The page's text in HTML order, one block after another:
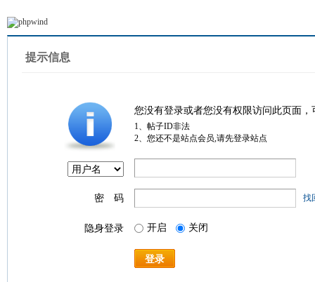
提示信息
您没有登录或者您没有权限访问此页面
1、帖子ID非法
2、您还不是站点会员,请先登录站点
密 码 找
隐身登录 开启 关闭
登录